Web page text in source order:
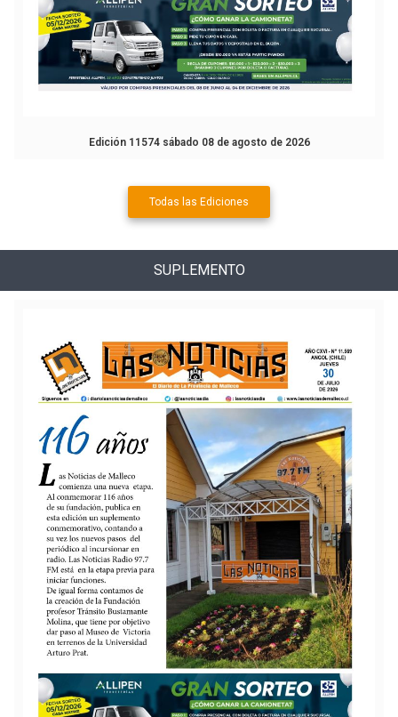
Edición 11574 sábado 08 de agosto de 2026
Todas las Ediciones
SUPLEMENTO